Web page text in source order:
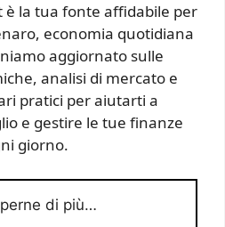
è la tua fonte affidabile per
economia quotidiana
aggiornato sulle
analisi di mercato e
pratici per aiutarti a
e gestire le tue finanze
giorno.
di più…